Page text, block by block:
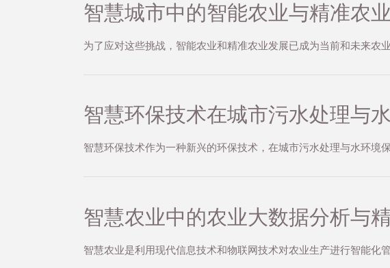
智慧城市中的智能农业与精准农
为了应对这些挑战，智能农业和精准农业发展已成为当前和未来农
智慧环保技术在城市污水处理与
智慧环保技术作为一种新兴的环保技术，在城市污水处理与水环境
智慧农业中的农业大数据分析与
智慧农业是利用现代信息技术和物联网技术对农业生产进行智能化